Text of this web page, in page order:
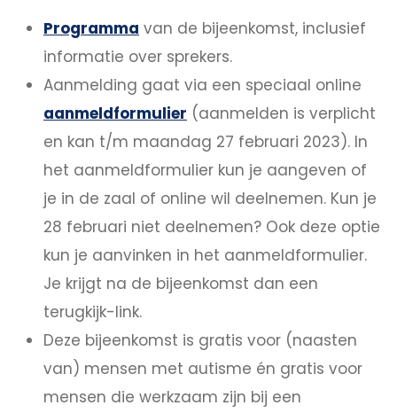
Programma van de bijeenkomst, inclusief
informatie over sprekers.
Aanmelding gaat via een speciaal online
aanmeldformulier (aanmelden is verplicht
en kan t/m maandag 27 februari 2023). In
het aanmeldformulier kun je aangeven of
je in de zaal of online wil deelnemen. Kun je
28 februari niet deelnemen? Ook deze optie
kun je aanvinken in het aanmeldformulier.
Je krijgt na de bijeenkomst dan een
terugkijk-link.
Deze bijeenkomst is gratis voor (naasten
van) mensen met autisme én gratis voor
mensen die werkzaam zijn bij een